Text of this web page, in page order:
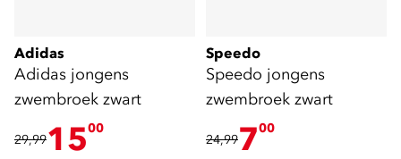
Adidas
Adidas jongens
zwembroek zwart
29,991500
Speedo
Speedo jongens
zwembroek zwart
24,99700